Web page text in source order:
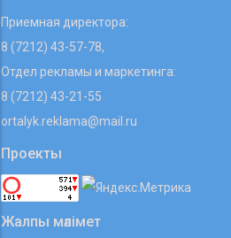
Приемная директора:
8 (7212) 43-57-78,
Отдел рекламы и маркетинга:
8 (7212) 43-21-55
ortalyk.reklama@mail.ru
Проекты
Жалпы мәлімет